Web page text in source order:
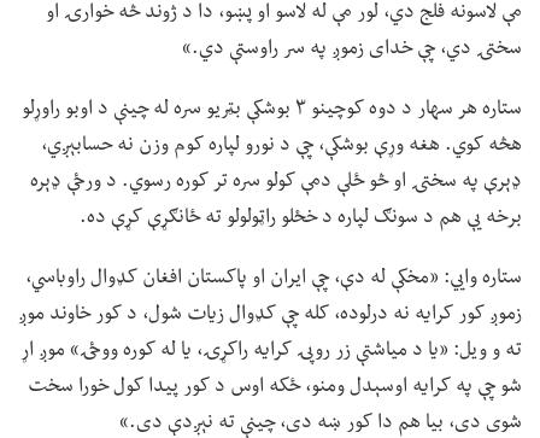
مې لاسونه فلج دي، لور مې له لاسو او پښو، دا د ژوند څه خوارۍ او
سختۍ دي، چې خدای زموږ په سر راوستې دي.»
ستاره هر سهار د دوه کوچینو ۳ بوشکې بټریو سره له چینې د اوبو راوړلو
هڅه کوي. هغه وړې بوشکې، چې د نورو لپاره کوم وزن نه حسابېږي،
ډېرې په سختۍ او څو ځلې دمې کولو سره تر کوره رسوي. د ورځې ډېره
برخه یې هم د سونګ لپاره د خځلو راټولولو ته ځانګړې کړې ده.
ستاره وايي: «مخکې له دې، چې ایران او پاکستان افغان کډوال راوباسي،
زموږ کور کرایه نه درلوده، کله چې کډوال زیات شول، د کور خاوند موږ
ته و ویل: «یا د میاشتې زر روپۍ کرایه راکړۍ، یا له کوره ووځۍ» موږ اړ
شو چې په کرایه اوسېدل ومنو، ځکه اوس د کور پیدا کول خورا سخت
شوی دی، بیا هم دا کور ښه دی، چینې ته نېږدې دی.»